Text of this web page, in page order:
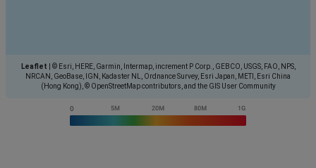
Leaflet
© Esri, HERE, Garmin, Intermap, increment P Corp., GEBCO, USGS, FAO, NPS,
NRCAN, GeoBase, IGN, Kadaster NL, Ordnance Survey, Esri Japan, METI, Esri China
(Hong Kong), © OpenStreetMap contributors, and the GIS User Community